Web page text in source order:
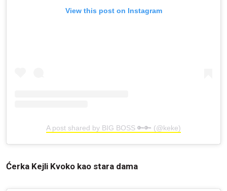
View this post on Instagram
A post shared by BIG BOSS 🔑🔑 (@keke)
Ćerka Kejli Kvoko kao stara dama